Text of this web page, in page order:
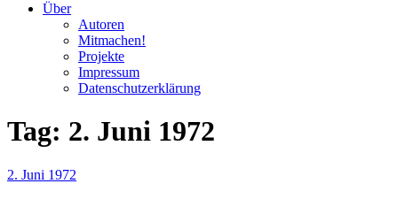
Über
Autoren
Mitmachen!
Projekte
Impressum
Datenschutzerklärung
Tag: 2. Juni 1972
Veröffentlicht
2. Juni 1972